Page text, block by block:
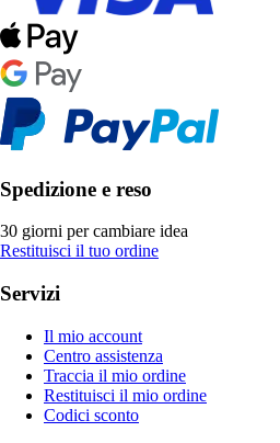
Spedizione e reso
30 giorni per cambiare idea
Restituisci il tuo ordine
Servizi
Il mio account
Centro assistenza
Traccia il mio ordine
Restituisci il mio ordine
Codici sconto